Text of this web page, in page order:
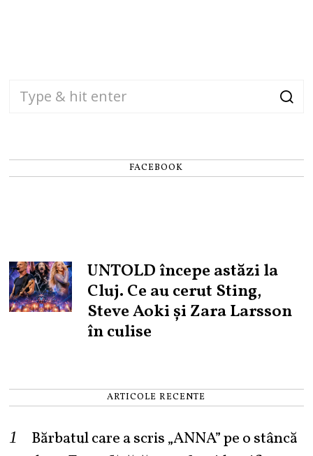
FACEBOOK
UNTOLD începe astăzi la
Cluj. Ce au cerut Sting,
Steve Aoki și Zara Larsson
în culise
ARTICOLE RECENTE
Bărbatul care a scris „ANNA” pe o stâncă